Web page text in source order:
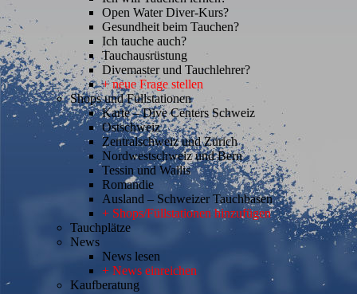
Open Water Diver-Kurs?
Gesundheit beim Tauchen?
Ich tauche auch?
Tauchausrüstung
Divemaster und Tauchlehrer?
+ neue Frage stellen
Shops und Füllstationen
Karte – Dive Centers Schweiz
Ostschweiz
Zentralschweiz und Zürich
Nordwestschweiz und Bern
Tessin und Wallis
Romandie
Ausland – Schweizer Tauchbasen
+ Shops/Füllstationen hinzufügen
Tauchplätze
News
News lesen
+ News einreichen
Kaufberatung